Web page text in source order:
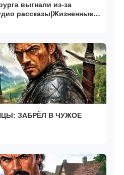
выгнали из-за
рассказы|Жизненные
ЗАБРЁЛ В ЧУЖОЕ